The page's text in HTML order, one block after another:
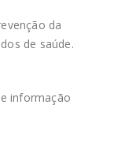
da
de saúde.
informação